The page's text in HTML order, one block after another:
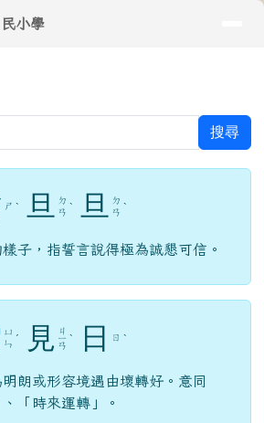
葉國民小學
小學
搜尋
ㄕ ˋ 旦 ㄉ
ㄢ ˋ 旦 ㄉ
ㄢ ˋ
子，指誓言說得極為誠懇可信。
ㄩ
ㄣ ˊ 見 ㄐ
ㄧ
ㄢ
ˋ 日 ㄖ ˋ
朗或形容境遇由壞轉好。意同
、「時來運轉」。